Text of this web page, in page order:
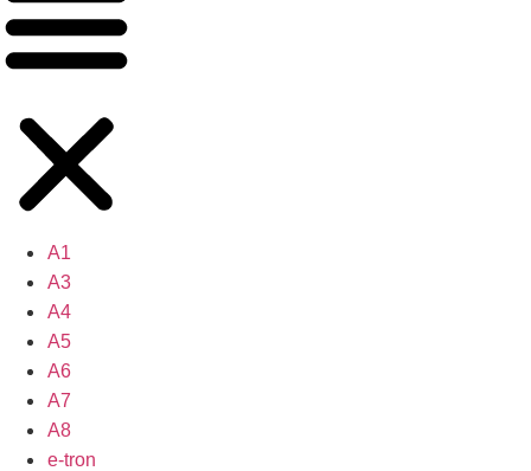
A1
A3
A4
A5
A6
A7
A8
e-tron